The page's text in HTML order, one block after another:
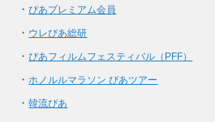
・ぴあプレミアム会員
・ ウレぴあ総研
・ぴあフィルムフェスティバル（PFF）
・ ホノルルマラソン ぴあツアー
・韓流ぴあ